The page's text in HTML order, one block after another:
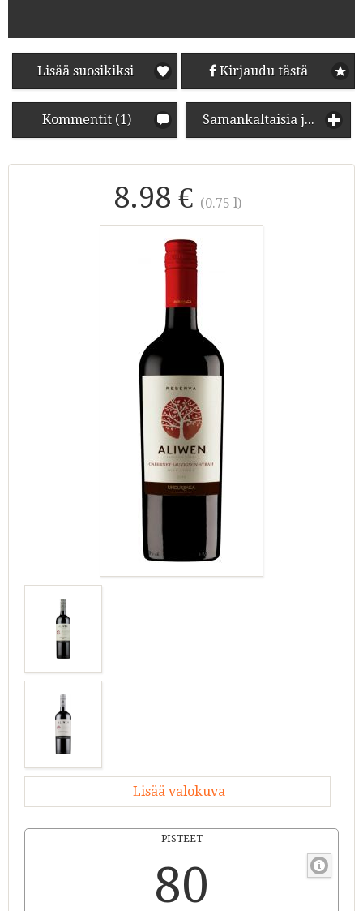
Lisää suosikiksi Kirjaudu tästä
Kommentit (1) Samankaltaisia juomia
8.98 € (0.75 l)
Lisää valokuva
PISTEET
80